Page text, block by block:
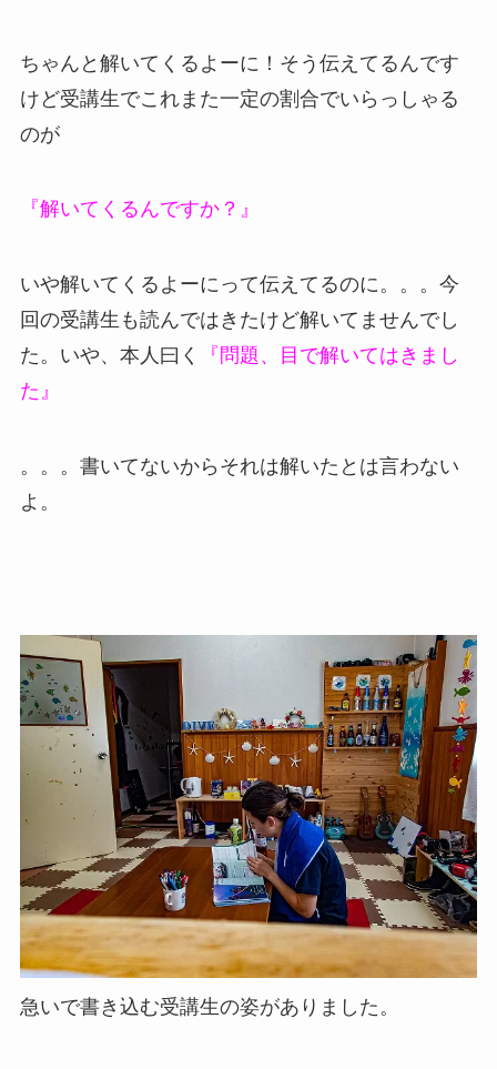
ちゃんと解いてくるよーに！そう伝えてるんです
けど受講生でこれまた一定の割合でいらっしゃる
のが
『解いてくるんですか？』
いや解いてくるよーにって伝えてるのに。。。今
回の受講生も読んではきたけど解いてませんでし
た。いや、本人曰く
『問題、目で解いてはきまし
た』
。。。書いてないからそれは解いたとは言わない
よ。
急いで書き込む受講生の姿がありました。